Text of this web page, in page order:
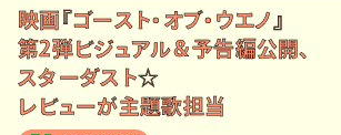
映画『ゴースト・オブ・ウエノ』
第2弾ビジュアル＆予告編公開、
スターダスト☆
レビューが主題歌担当